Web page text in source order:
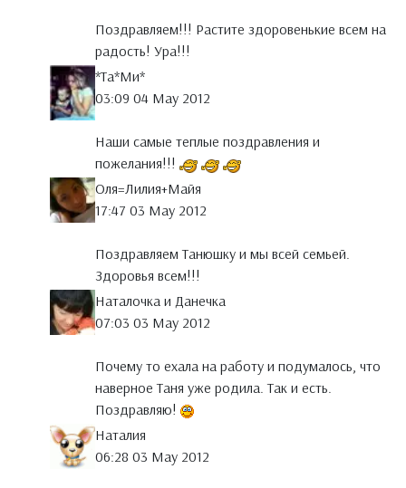
Поздравляем!!! Растите здоровенькие всем на
радость! Ура!!!
*Тa*Ми*
03:09 04 May 2012
Наши самые теплые поздравления и
пожелания!!!
Оля=Лилия+Майя
17:47 03 May 2012
Поздравляем Танюшку и мы всей семьей.
Здоровья всем!!!
Наталочка и Данечка
07:03 03 May 2012
Почему то ехала на работу и подумалось, что
наверное Таня уже родила. Так и есть.
Поздравляю!
Наталия
06:28 03 May 2012